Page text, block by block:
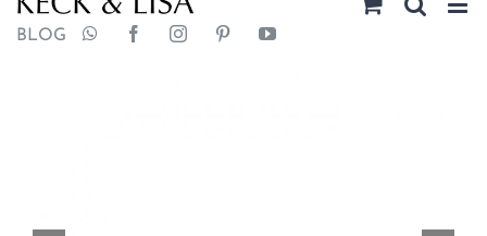
BLOG